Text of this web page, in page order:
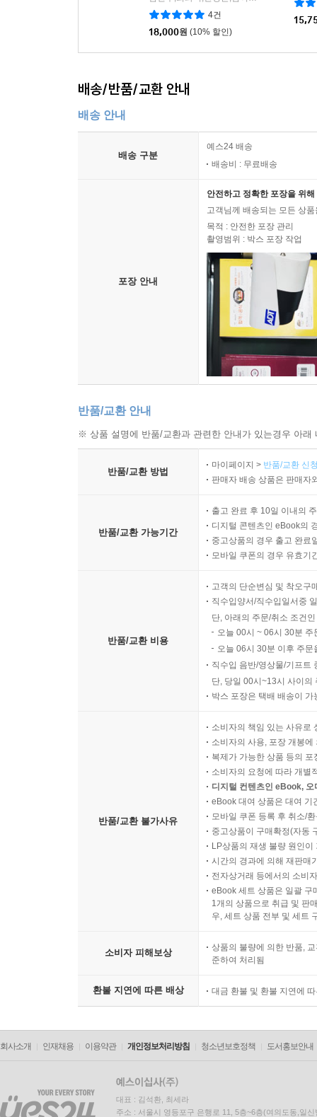
4건
18,000원 (10% 할인)
배송/반품/교환 안내
배송 안내
배송 구분
예스24 배송
배송비 : 무료배송
포장 안내
안전하고 정확한 포장을 위
고객님께 배송되는 모든 상
목적 : 안전한 포장 관리
촬영범위 : 박스 포장 작업
반품/교환 안내
※ 상품 설명에 반품/교환과 관련한 안내가 있는경우 아
반품/교환 방법
마이페이지 > 반품/교환 신
판매자 배송 상품은 판매자
반품/교환 가능기간
출고 완료 후 10일 이내의
디지털 콘텐츠인 eBook의
중고상품의 경우 출고 완료
모바일 쿠폰의 경우 유효기
반품/교환 비용
고객의 단순변심 및 착오구
직수입양서/직수입일서중
단, 아래의 주문/취소 조건
오늘 00시 ~ 06시 30분
오늘 06시 30분 이후 주
직수입 음반/영상물/기프트
단, 당일 00시~13시 사이의
박스 포장은 택배 배송이
반품/교환 불가사유
소비자의 책임 있는 사유로
소비자의 사용, 포장 개봉
복제가 가능한 상품 등의
소비자의 요청에 따라 개별
디지털 컨텐츠인 eBook,
eBook 대여 상품은 대여 기
모바일 쿠폰 등록 후 취소/
중고상품이 구매확정(자동
LP상품의 재생 불량 원인
시간의 경과에 의해 재판매
전자상거래 등에서의 소비
eBook 세트 상품은 일괄 구
1개의 상품으로 취급 및 판
우, 세트 상품 전부 및 세트
소비자 피해보상
상품의 불량에 의한 반품,
준하여 처리됨
환불 지연에 따른 배상 대금 환불 및 환불 지연에
회사소개 인재채용 이용약관 개인정보처리방침 청소년보호정책 도서홍보안내
대표 : 김석환, 최세라
주소 : 서울시 영등포구 은행로 11, 5층~6층(여의도동,일신